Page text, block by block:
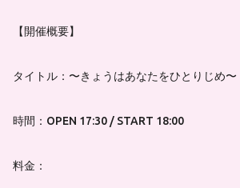
【開催概要】
タイトル：〜きょうはあなたをひとりじめ〜
時間：OPEN 17:30 / START 18:00
料金：